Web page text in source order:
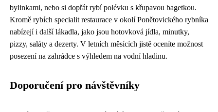
bylinkami, nebo si dopřát rybí polévku s křupavou bagetkou.
Kromě rybích specialit restaurace v okolí Ponětovického rybníka
nabízejí i další lákadla, jako jsou hotovková jídla, minutky,
pizzy, saláty a dezerty. V letních měsících jistě oceníte možnost
posezení na zahrádce s výhledem na vodní hladinu.
Doporučení pro návštěvníky